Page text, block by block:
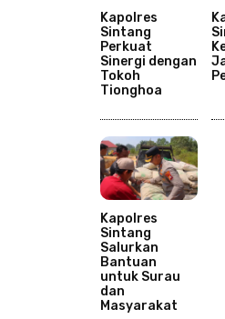
Kapolres
Sintang
Perkuat
Sinergi dengan
Tokoh
Tionghoa
Kapolres
Sintang
Salurkan
Bantuan
untuk Surau
dan
Masyarakat